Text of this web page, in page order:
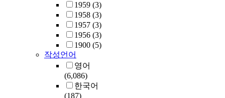
1959 (3)
1958 (3)
1957 (3)
1956 (3)
1900 (5)
작성언어
영어
(6,086)
한국어
(187)